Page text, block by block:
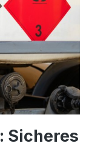
Sicheres